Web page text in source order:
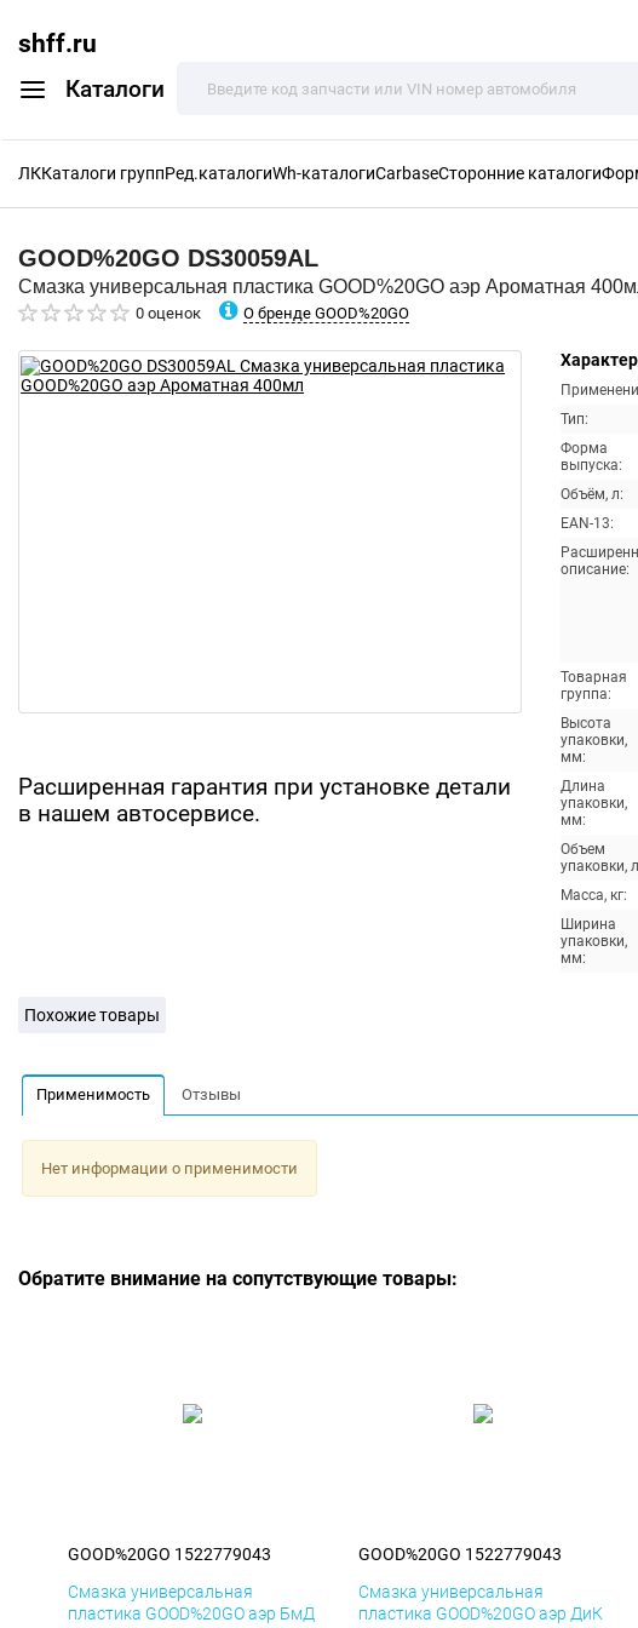
shff.ru
Каталоги
ЛККаталоги группРед.каталогиWh-каталогиCarbaseСторонние каталоги
GOOD%20GO DS30059AL
Смазка универсальная пластика GOOD%20GO аэр Ароматная
0 оценок О бренде GOOD%20GO
Расширенная гарантия при установке детали
в нашем автосервисе.
Тип:
Форма
выпуска:
Объём, л:
EAN-13:
описание:
Товарная
группа:
Высота
упаковки,
мм:
Длина
упаковки,
мм:
Объем
упаковки,
Масса, кг:
Ширина
упаковки,
мм:
Похожие товары
Применимость Отзывы
Нет информации о применимости
Обратите внимание на сопутствующие товары:
GOOD%20GO 1522779043
Смазка универсальная
пластика GOOD%20GO аэр БмД
GOOD%20GO 1522779043
Смазка универсальная
пластика GOOD%20GO аэр ДиК